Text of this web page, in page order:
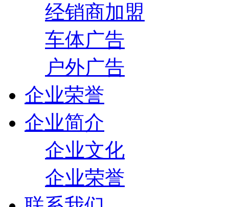
经销商加盟
车体广告
户外广告
企业荣誉
企业简介
企业文化
企业荣誉